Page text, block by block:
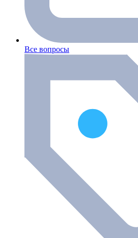
Все вопросы